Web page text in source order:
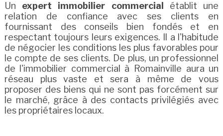
Un expert immobilier commercial
établit une
relation de confiance avec ses clients en
fournissant des conseils bien fondés et en
respectant toujours leurs exigences. Il a l'habitude
de négocier les conditions les plus favorables pour
le compte de ses clients. De plus, un professionnel
de l'immobilier commercial à Romainville aura un
réseau plus vaste et sera à même de vous
proposer des biens qui ne sont pas forcément sur
le marché, grâce à des contacts privilégiés avec
les propriétaires locaux.